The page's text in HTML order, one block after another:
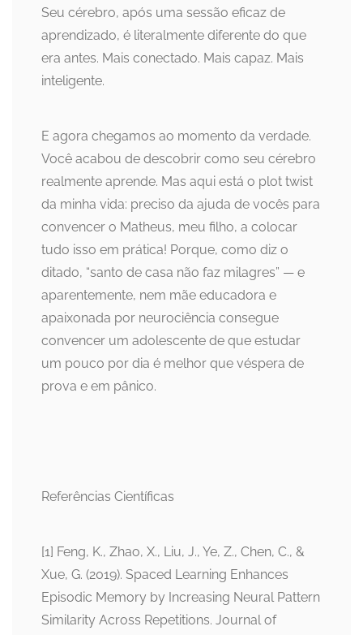
Seu cérebro, após uma sessão eficaz de
aprendizado, é literalmente diferente do que
era antes. Mais conectado. Mais capaz. Mais
inteligente.
E agora chegamos ao momento da verdade.
Você acabou de descobrir como seu cérebro
realmente aprende. Mas aqui está o plot twist
da minha vida: preciso da ajuda de vocês para
convencer o Matheus, meu filho, a colocar
tudo isso em prática! Porque, como diz o
ditado, “santo de casa não faz milagres” — e
aparentemente, nem mãe educadora e
apaixonada por neurociência consegue
convencer um adolescente de que estudar
um pouco por dia é melhor que véspera de
prova e em pânico.
Referências Científicas
[1] Feng, K., Zhao, X., Liu, J., Ye, Z., Chen, C., &
Xue, G. (2019). Spaced Learning Enhances
Episodic Memory by Increasing Neural Pattern
Similarity Across Repetitions. Journal of